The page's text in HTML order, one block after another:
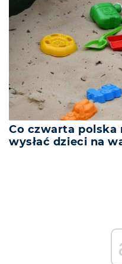
Co czwarta polska
wysłać dzieci na